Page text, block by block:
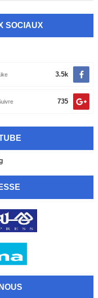
SOCIAUX
3.5k
Like
735